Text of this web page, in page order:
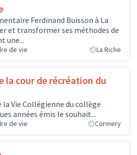
Ferdinand Buisson à La
et transformer ses méthodes de
une...
de vie La Riche
la cour de récréation du
la Vie Collégienne du collège
années émis le souhait...
de vie Cormery